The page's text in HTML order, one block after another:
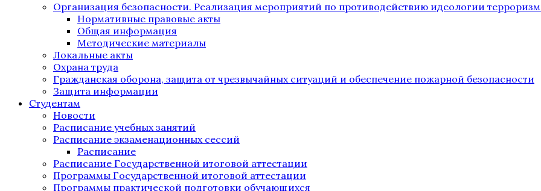
Организация безопасности. Реализация мероприятий по противодействию идеологии
Нормативные правовые акты
Общая информация
Методические материалы
Локальные акты
Охрана труда
Гражданская оборона, защита от чрезвычайных ситуаций и обеспечение пожарной безопасности
Защита информации
Студентам
Новости
Расписание учебных занятий
Расписание экзаменационных сессий
Расписание
Расписание Государственной итоговой аттестации
Программы Государственной итоговой аттестации
Программы практической подготовки обучающихся